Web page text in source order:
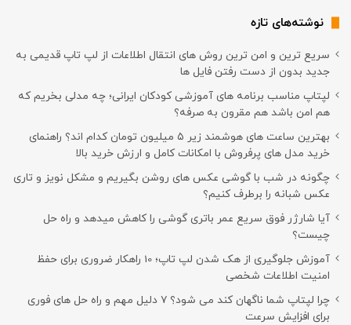
نوشته‌های تازه
سریع ترین و امن ترین روش های انتقال اطلاعات از لپ تاپ قدیمی به
جدید بدون از دست رفتن فایل ها
لپتاپ مناسب برنامه های آموزشی کودکان ایرانی؛ چه مدلی بخریم که
هم امن باشد هم مقرون به صرفه؟
بهترین ساعت های هوشمند زیر ۵ میلیون تومان کدام اند؟ راهنمای
خرید مدل های پرفروش با امکانات کامل و ارزش خرید بالا
چگونه در شب با گوشی عکس های روشن بگیریم و مشکل نویز و تاری
عکس شبانه را برطرف کنیم؟
آیا شارژر فوق سریع عمر باتری گوشی را کاهش میدهد و راه حل
چیست؟
آموزش جلوگیری از هک شدن لپ تاپ؛ 10 راهکار ضروری برای حفظ
امنیت اطلاعات شخصی
چرا لپتاپ شما ناگهان کند می شود؟ ۷ دلیل مهم و راه حل های فوری
برای افزایش سرعت